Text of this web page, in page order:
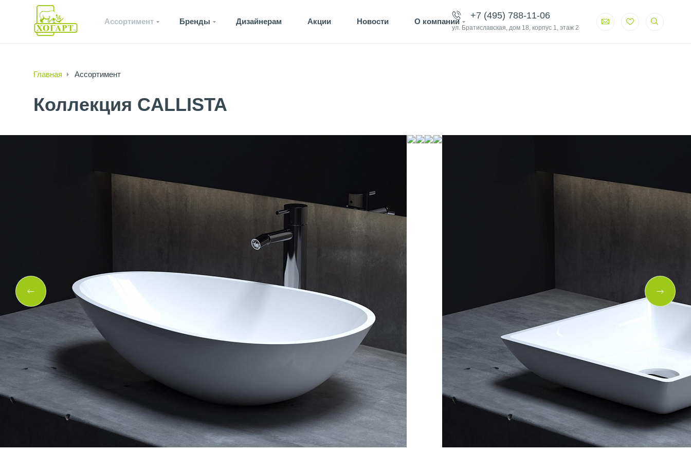
Ассортимент Бренды Дизайнерам Акции Новости О компании
+7 (495) 788-11-06
ул. Братиславская, дом 18, корпус 1, этаж 2
Главная Ассортимент
Коллекция CALLISTA